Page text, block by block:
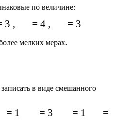
по величине:
3 , = 4 , = 3
мелких мерах.
в виде смешанного
= 1 = 3 = 1
=